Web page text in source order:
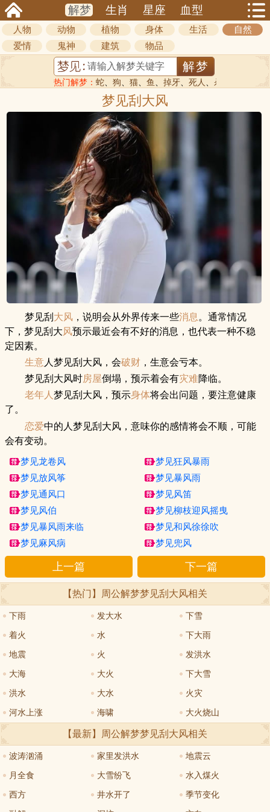
解梦 生肖 星座 血型
人物 动物 植物 身体 生活
自然
爱情
鬼神 建筑 物品
热门解梦： 蛇、 狗、 猫、 鱼 、 掉牙、 死人 、 杀人
梦见刮大风
梦见刮 大风，说明会从外界传来一些消息。通常情况
下，梦见刮大风预示最近会有不好的消息，也代表一种不稳
定因素。
生意人梦见刮大风，会破财，生意会亏本。
梦见刮大风时房屋倒塌，预示着会有灾难降临。
老年人梦见刮大风，预示身体将会出问题，要注意健康
了。
恋爱中的人梦见刮大风，意味你的感情将会不顺，可能
会有变动。
梦见龙卷风
梦见狂风暴雨
梦见放风筝
梦见暴风雨
梦见通风口
梦见风笛
梦见风伯
梦见柳枝迎风摇曳
梦见暴风雨来临
梦见和风徐徐吹
梦见麻风病
梦见兜风
上一篇 下一篇
【热门】周公解梦梦见刮大风相关
下雨 发大水 下雪
着火 水 下大雨
地震 火 发洪水
大海 大火 下大雪
洪水 大水 火灾
河水上涨 海啸 大火烧山
【最新】周公解梦梦见刮大风相关
波涛汹涌 家里发洪水 地震云
月全食 大雪纷飞 水入煤火
西方 井水开了 季节变化